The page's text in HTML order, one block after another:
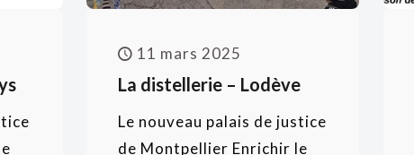
11 mars 2025
La distellerie – Lodève
Le nouveau palais de justice
de Montpellier Enrichir le